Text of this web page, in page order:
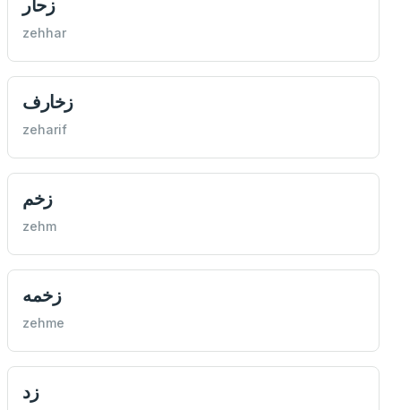
زحار
zehhar
زخارف
zeharif
زخم
zehm
زخمه
zehme
زد